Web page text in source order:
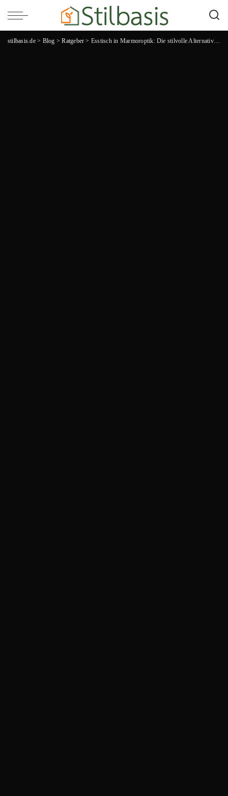
stilbasis.de> Blog >Ratgeber > Esstisch in Marmoroptik: Die stilvolle Alternative für anspruchsvolles Dining